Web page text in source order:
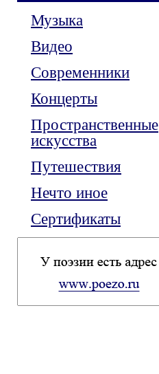
Музыка
Видео
Современники
Концерты
Пространственные
искусства
Путешествия
Нечто иное
Сертификаты